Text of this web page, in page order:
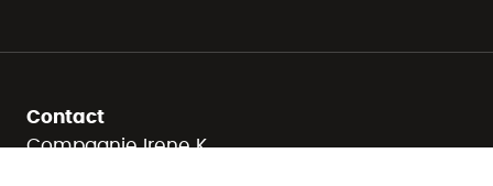
Contact
Compagnie Irene K.